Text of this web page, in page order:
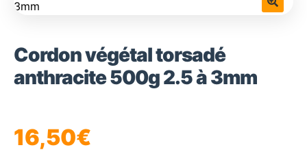
Cordon végétal torsadé
anthracite 500g 2.5 à 3mm
16,50€